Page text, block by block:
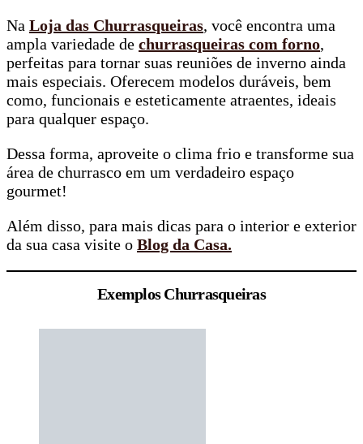
Na Loja das Churrasqueiras, você encontra uma
ampla variedade de churrasqueiras com forno,
perfeitas para tornar suas reuniões de inverno ainda
mais especiais. Oferecem modelos duráveis, bem
como, funcionais e esteticamente atraentes, ideais
para qualquer espaço.
Dessa forma, aproveite o clima frio e transforme sua
área de churrasco em um verdadeiro espaço
gourmet!
Além disso, para mais dicas para o interior e exterior
da sua casa visite o Blog da Casa.
Exemplos Churrasqueiras